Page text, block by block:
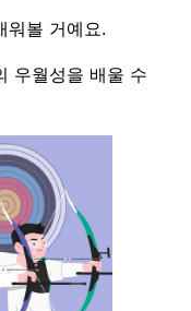
워볼 거예요.
우월성을 배울 수